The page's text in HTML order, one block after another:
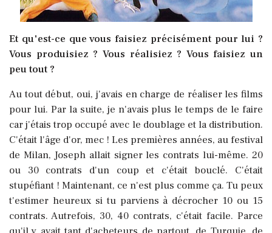
Et qu'est-ce que vous faisiez précisément pour lui ?
Vous produisiez ? Vous réalisiez ? Vous faisiez un
peu tout ?
Au tout début, oui, j'avais en charge de réaliser les films
pour lui. Par la suite, je n'avais plus le temps de le faire
car j'étais trop occupé avec le doublage et la distribution.
C'était l'âge d'or, mec ! Les premières années, au festival
de Milan, Joseph allait signer les contrats lui-même. 20
ou 30 contrats d'un coup et c'était bouclé. C'était
stupéfiant ! Maintenant, ce n'est plus comme ça. Tu peux
t'estimer heureux si tu parviens à décrocher 10 ou 15
contrats. Autrefois, 30, 40 contrats, c'était facile. Parce